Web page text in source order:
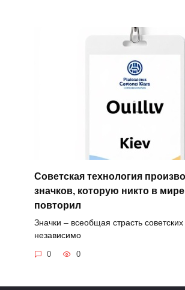
Советская технология
значков, которую никто в
повторил
Значки – всеобщая страсть
независимо
0 0